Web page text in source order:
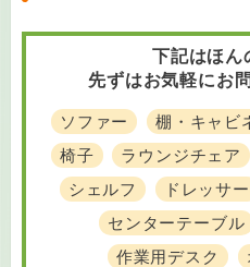
下記はほん
先ずはお気軽にお
ソファー 棚・キャビ
椅子
ラウンジチェア
シェルフ
ドレッサー
センターテーブル
作業用デスク